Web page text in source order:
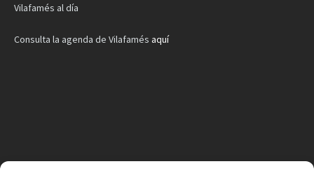
Vilafamés al día
Consulta la agenda de Vilafamés aquí